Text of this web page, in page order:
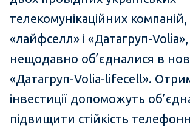
телекомунікаційних
«лайфселл» і «Датагруп-Volia»,
нещодавно об’єдналися в
«Датагруп-Volia-lifecell».
інвестиції допоможуть
підвищити стійкість